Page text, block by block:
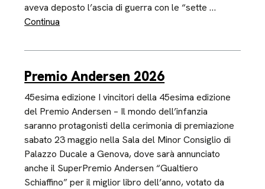
aveva deposto l’ascia di guerra con le “sette …
Continua
Premio Andersen 2026
45esima edizione I vincitori della 45esima edizione
del Premio Andersen – Il mondo dell’infanzia
saranno protagonisti della cerimonia di premiazione
sabato 23 maggio nella Sala del Minor Consiglio di
Palazzo Ducale a Genova, dove sarà annunciato
anche il SuperPremio Andersen “Gualtiero
Schiaffino” per il miglior libro dell’anno, votato da